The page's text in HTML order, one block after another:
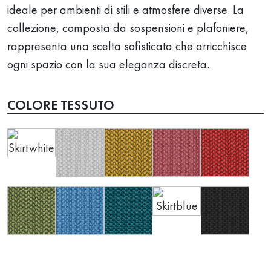
ideale per ambienti di stili e atmosfere diverse. La
collezione, composta da sospensioni e plafoniere,
rappresenta una scelta sofisticata che arricchisce
ogni spazio con la sua eleganza discreta.
COLORE TESSUTO